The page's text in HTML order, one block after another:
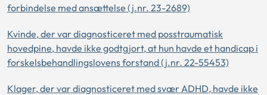
forbindelse med ansættelse (j.nr. 23-2689)
Kvinde, der var diagnosticeret med posstraumatisk
hovedpine, havde ikke godtgjort, at hun havde et handicap i
forskelsbehandlingslovens forstand (j.nr. 22-55453)
Klager, der var diagnosticeret med svær ADHD, havde ikke